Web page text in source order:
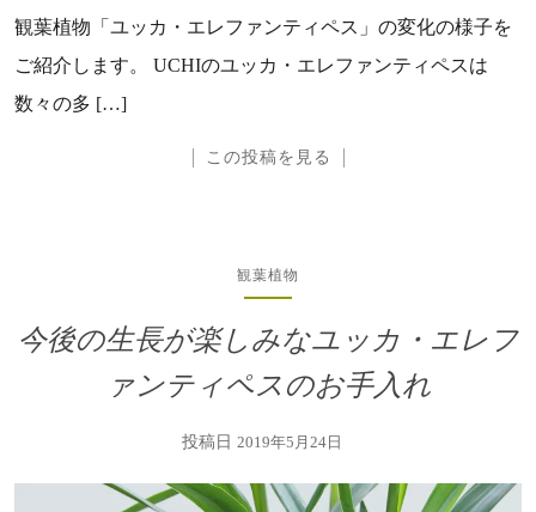
観葉植物「ユッカ・エレファンティペス」の変化の様子を
ご紹介します。 UCHIのユッカ・エレファンティペスは
数々の多 […]
この投稿を見る
観葉植物
今後の生長が楽しみなユッカ・エレフ
ァンティペスのお手入れ
投稿日 2019年5月24日